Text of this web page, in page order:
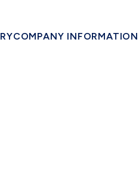
COMPANY INFORMATION